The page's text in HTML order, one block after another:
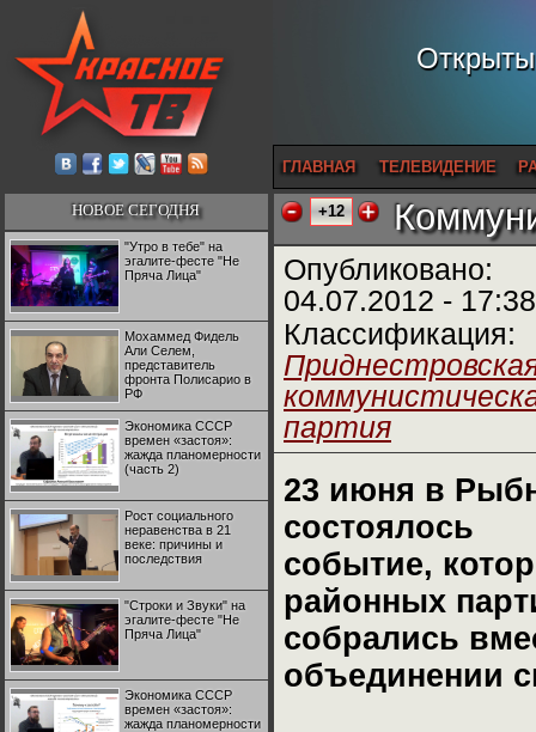
ГЛАВНАЯ ТЕЛЕВИДЕНИЕ
НОВОЕ СЕГОДНЯ
"Утро в тебе" на
эгалите-фесте "Не
Пряча Лица"
Мохаммед Фидель
Али Селем,
представитель
фронта Полисарио в
РФ
Экономика СССР
времен «застоя»:
жажда планомерности
(часть 2)
Рост социального
неравенства в 21
веке: причины и
последствия
"Строки и Звуки" на
эгалите-фесте "Не
Пряча Лица"
Экономика СССР
времен «застоя»:
жажда планомерности
+12
Опубликовано:
04.07.2012 - 17:38
Классификация:
партия
23 июня в
состоялось
событие,
районных
собрались
объединении